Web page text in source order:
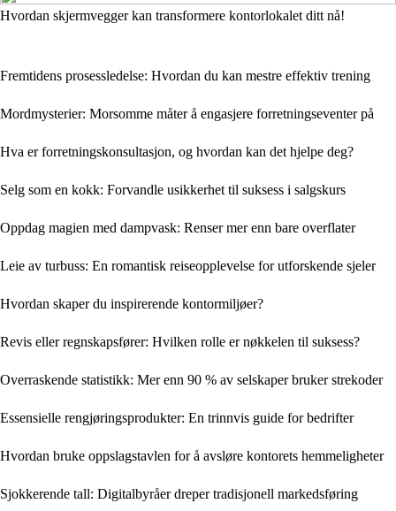
Hvordan skjermvegger kan transformere kontorlokalet ditt nå!
Fremtidens prosessledelse: Hvordan du kan mestre effektiv trening
Mordmysterier: Morsomme måter å engasjere forretningseventer på
Hva er forretningskonsultasjon, og hvordan kan det hjelpe deg?
Selg som en kokk: Forvandle usikkerhet til suksess i salgskurs
Oppdag magien med dampvask: Renser mer enn bare overflater
Leie av turbuss: En romantisk reiseopplevelse for utforskende sjeler
Hvordan skaper du inspirerende kontormiljøer?
Revis eller regnskapsfører: Hvilken rolle er nøkkelen til suksess?
Overraskende statistikk: Mer enn 90 % av selskaper bruker strekoder
Essensielle rengjøringsprodukter: En trinnvis guide for bedrifter
Hvordan bruke oppslagstavlen for å avsløre kontorets hemmeligheter
Sjokkerende tall: Digitalbyråer dreper tradisjonell markedsføring